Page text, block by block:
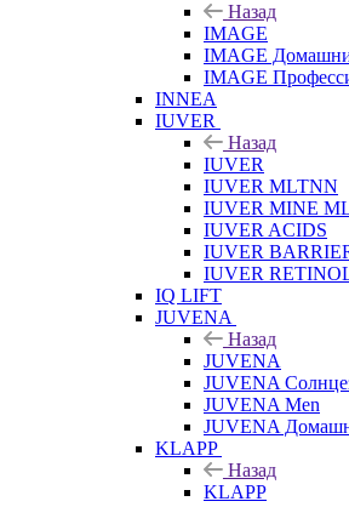
Назад
IMAGE
IMAGE
IMAGE
INNEA
IUVER
Назад
IUVER
IUVER MLTNN
IUVER MINE
IUVER ACIDS
IUVER
IUVER
IQ LIFT
JUVENA
Назад
JUVENA
JUVENA
JUVENA Men
JUVENA
KLAPP
Назад
KLAPP